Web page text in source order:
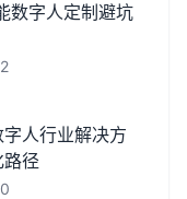
数字人定制避坑
人行业解决方
路径